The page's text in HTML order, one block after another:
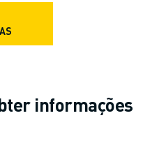
informações